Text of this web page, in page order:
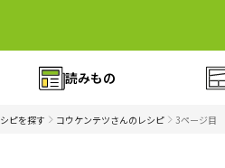
読みもの
ピを探す コウケンテツさんのレシピ 3ページ目